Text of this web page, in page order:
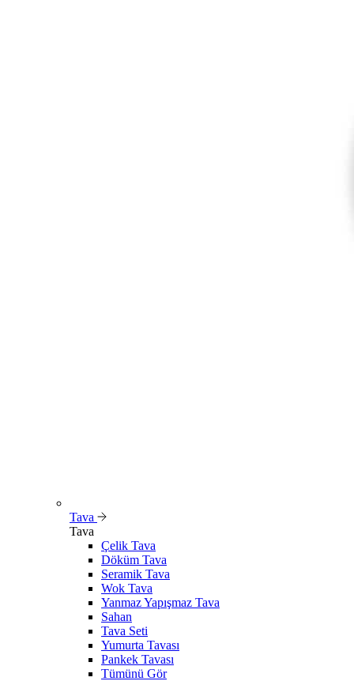
Tava
Tava
Çelik Tava
Döküm Tava
Seramik Tava
Wok Tava
Yanmaz Yapışmaz Tava
Sahan
Tava Seti
Yumurta Tavası
Pankek Tavası
Tümünü Gör